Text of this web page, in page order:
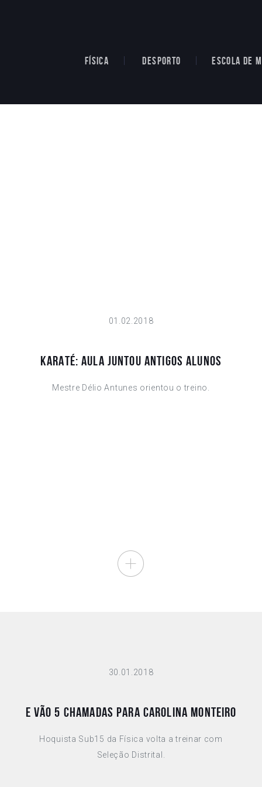
FÍSICA DESPORTO ESCOLA DE
01.02.2018
KARATÉ: AULA JUNTOU ANTIGOS ALUNOS
Mestre Délio Antunes orientou o treino.
30.01.2018
E VÃO 5 CHAMADAS PARA CAROLINA MONTEIRO
Hoquista Sub15 da Física volta a treinar com
Seleção Distrital.